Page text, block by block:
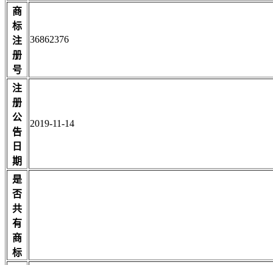
商
标
注
册
号
36862376
注
册
公
告
日
期
2019-11-14
是
否
共
有
商
标